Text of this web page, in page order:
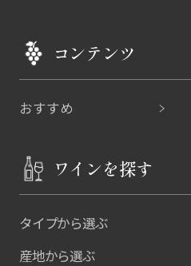
コンテンツ
おすすめ
ワインを探す
タイプから選ぶ
産地から選ぶ